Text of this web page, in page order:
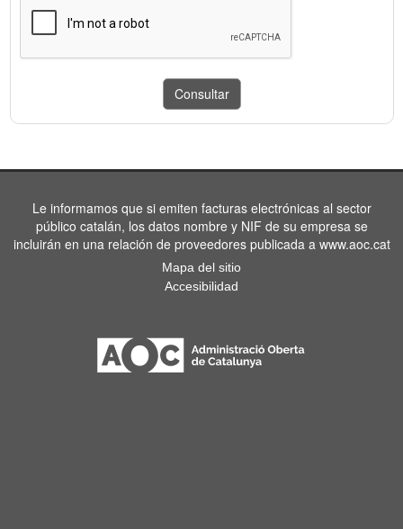
Le informamos que si emiten facturas electrónicas al sector
público catalán, los datos nombre y NIF de su empresa se
incluirán en una relación de proveedores publicada a www.aoc.cat
Mapa del sitio
Accesibilidad